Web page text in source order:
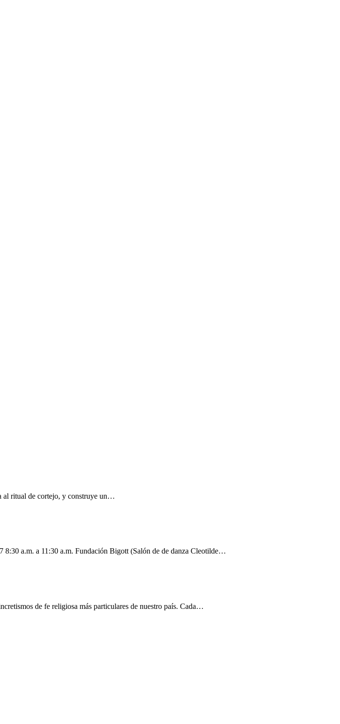
al ritual de cortejo, y construye un…
a.m. a 11:30 a.m. Fundación Bigott (Salón de de danza Cleotilde…
de fe religiosa más particulares de nuestro país. Cada…